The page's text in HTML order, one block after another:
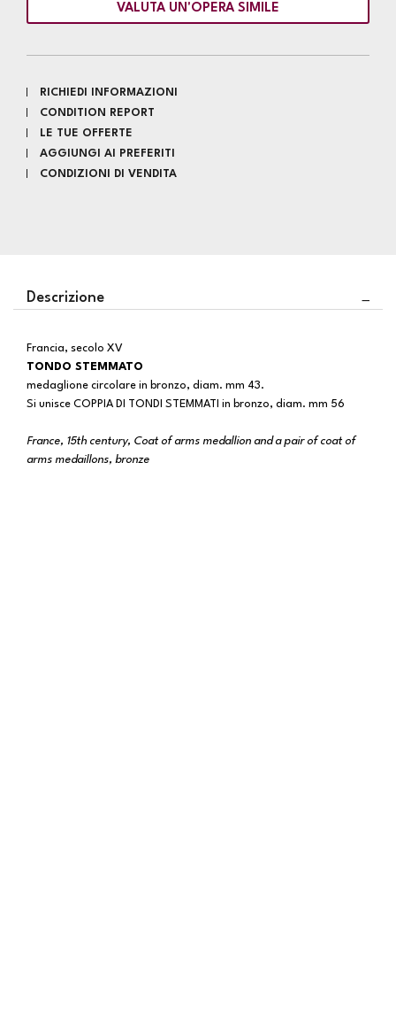
VALUTA UN'OPERA SIMILE
RICHIEDI INFORMAZIONI
CONDITION REPORT
LE TUE OFFERTE
AGGIUNGI AI PREFERITI
CONDIZIONI DI VENDITA
Descrizione
Francia, secolo XV
TONDO STEMMATO
medaglione circolare in bronzo, diam. mm 43.
Si unisce COPPIA DI TONDI STEMMATI in bronzo, diam. mm 56
France, 15th century, Coat of arms medallion and a pair of coat of
arms medaillons, bronze